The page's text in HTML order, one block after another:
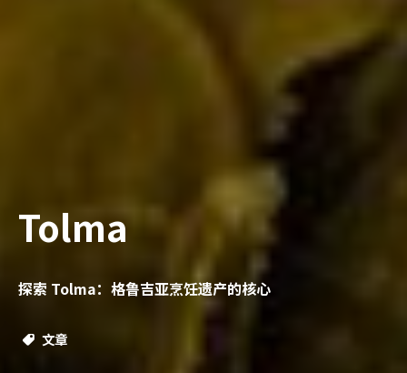
Tolma
探索 Tolma：格鲁吉亚烹饪遗产的核心
文章